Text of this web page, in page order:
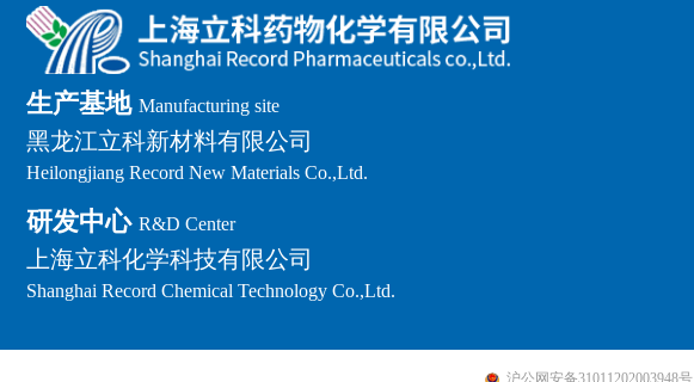
生产基地 Manufacturing site
黑龙江立科新材料有限公司
Heilongjiang Record New Materials Co.,Ltd.
研发中心 R&D Center
上海立科化学科技有限公司
Shanghai Record Chemical Technology Co.,Ltd.
沪公网安备31011202003948号